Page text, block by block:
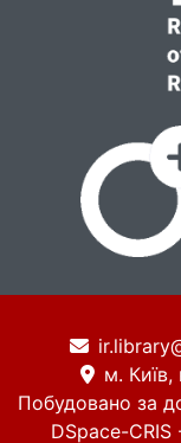
м.
Побудовано за
DSpace-CRIS